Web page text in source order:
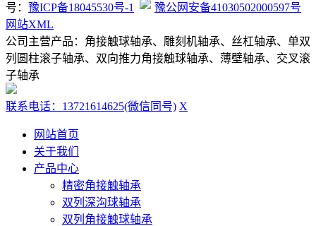
号： 豫ICP备18045530号-1
豫公网安备41030502000597号
网站XML
公司主营产品：角接触球轴承、雕刻机轴承、丝杠轴承、单双
列圆柱滚子轴承、双向推力角接触球轴承、薄壁轴承、交叉滚
子轴承
联系电话：13721614625(微信同号) X
网站首页
关于我们
产品中心
精密角接触轴承
双列深沟球轴承
双列角接触球轴承